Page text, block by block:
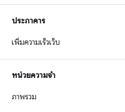
ประภาคาร
เพิ่มความเร็วเว็บ
หน่วยความจำ
ภาพรวม